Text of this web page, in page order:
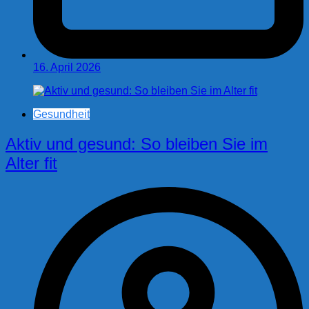
16. April 2026
Gesundheit
Aktiv und gesund: So bleiben Sie im
Alter fit